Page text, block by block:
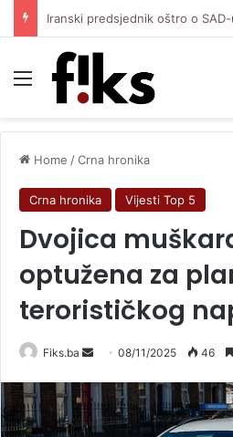
Menu
Home /Crna hronika
Crna hronika Vijesti Top 5
Dvojica
optužena za
terorističkog
Fiks.ba
Send
email
08/11/2025 46